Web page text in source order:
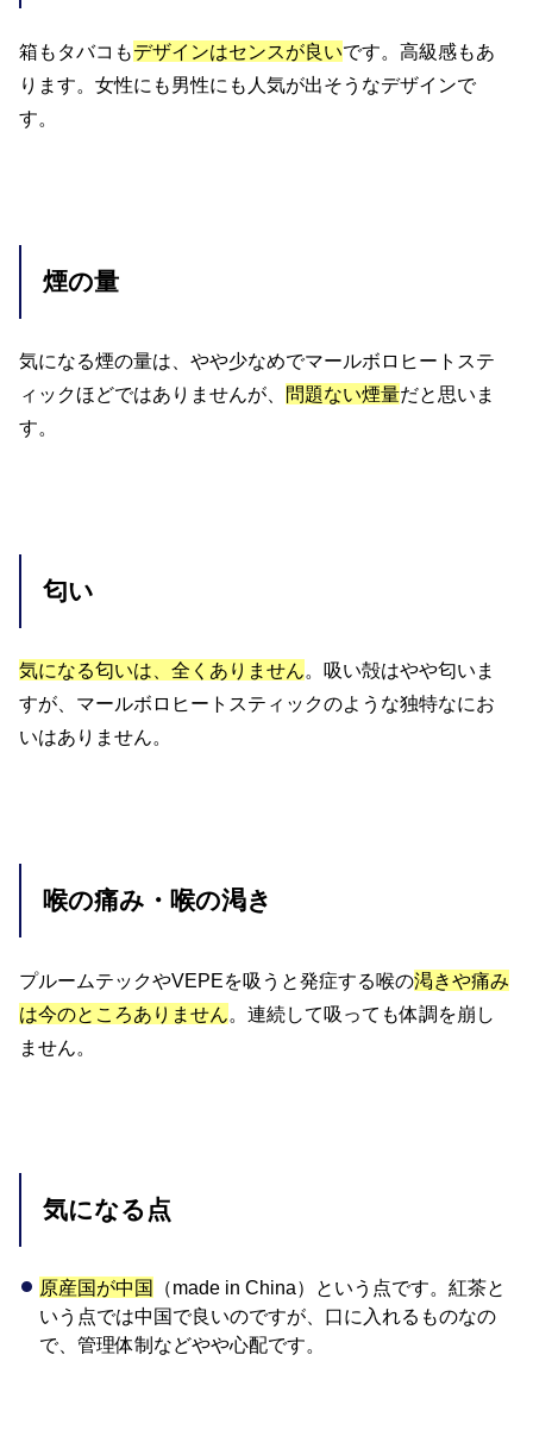
箱もタバコもデザインはセンスが良いです。高級感もあ
ります。女性にも男性にも人気が出そうなデザインで
す。
煙の量
気になる煙の量は、やや少なめでマールボロヒートステ
ィックほどではありませんが、 問題ない煙量だと思いま
す。
匂い
気になる匂いは、全くありません。吸い殻はやや匂いま
すが、マールボロヒートスティックのような独特なにお
いはありません。
喉の痛み・喉の渇き
プルームテックやVEPEを吸うと発症する喉の渇きや痛み
は今のところありません
。連続して吸っても体調を崩し
ません。
気になる点
原産国が中国 （made in China）という点です。紅茶と
いう点では中国で良いのですが、口に入れるものなの
で、管理体制などやや心配です。